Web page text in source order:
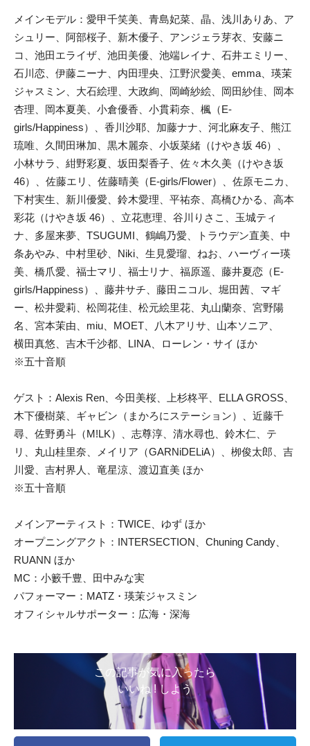
メインモデル：愛甲千笑美、青島妃菜、晶、浅川ありあ、ア
シュリー、阿部桜子、新木優子、アンジェラ芽衣、安藤ニ
コ、池田エライザ、池田美優、池端レイナ、石井エミリー、
石川恋、伊藤ニーナ、内田理央、江野沢愛美、emma、瑛茉
ジャスミン、大石絵理、大政絢、岡崎紗絵、岡田紗佳、岡本
杏理、岡本夏美、小倉優香、小貫莉奈、楓（E-
girls/Happiness）、香川沙耶、加藤ナナ、河北麻友子、熊江
琉唯、久間田琳加、黒木麗奈、小坂菜緒（けやき坂 46）、
小林サラ、紺野彩夏、坂田梨香子、佐々木久美（けやき坂
46）、佐藤エリ、佐藤晴美（E-girls/Flower）、佐原モニカ、
下村実生、新川優愛、鈴木愛理、平祐奈、髙橋ひかる、高本
彩花（けやき坂 46）、立花恵理、谷川りさこ、玉城ティ
ナ、多屋来夢、TSUGUMI、鶴嶋乃愛、トラウデン直美、中
条あやみ、中村里砂、Niki、生見愛瑠、ねお、ハーヴィー瑛
美、橋爪愛、福士マリ、福士リナ、福原遥、藤井夏恋（E-
girls/Happiness）、藤井サチ、藤田ニコル、堀田茜、マギ
ー、松井愛莉、松岡花佳、松元絵里花、丸山蘭奈、宮野陽
名、宮本茉由、miu、MOET、八木アリサ、山本ソニア、
横田真悠、吉木千沙都、LINA、ローレン・サイ ほか
※五十音順
ゲスト：Alexis Ren、今田美桜、上杉柊平、ELLA GROSS、
木下優樹菜、ギャビン（まかろにステーション）、近藤千
尋、佐野勇斗（M!LK）、志尊淳、清水尋也、鈴木仁、テ
リ、丸山桂里奈、メイリア（GARNiDELiA）、栁俊太郎、吉
川愛、吉村界人、竜星涼、渡辺直美 ほか
※五十音順
メインアーティスト：TWICE、ゆず ほか
オープニングアクト：INTERSECTION、Chuning Candy、
RUANN ほか
MC：小籔千豊、田中みな実
パフォーマー：MATZ・瑛茉ジャスミン
オフィシャルサポーター：広海・深海
この記事が気に入ったら
いいね ! しよう